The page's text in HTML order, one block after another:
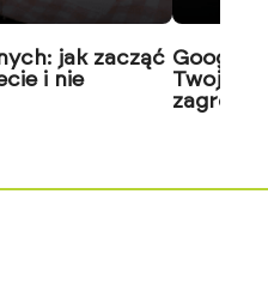
jak zacząć
i nie
Google
Twoja